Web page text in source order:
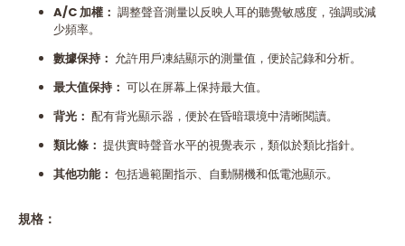
A/C加權： 調整聲音測量以反映人耳的聽覺敏感度，強調或減
少頻率。
數據保持： 允許用戶凍結顯示的測量值，便於記錄和分析。
最大值保持： 可以在屏幕上保持最大值。
背光： 配有背光顯示器，便於在昏暗環境中清晰閱讀。
類比條： 提供實時聲音水平的視覺表示，類似於類比指針。
其他功能： 包括過範圍指示、自動關機和低電池顯示。
規格：